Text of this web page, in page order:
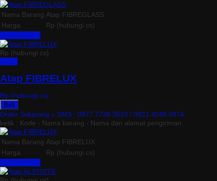
Nama Barang Atap FIBREGLASS
Harga
Rp (hubungi cs)
Rp (hubungi cs)
Atap FIBRELUX
Rp (hubungi cs)
Beli
Order Sekarang » SMS : 0877 7736 3510 / 0821 4048 0974
ketik : Kode - Nama barang - Nama dan alamat pengiriman
Nama Barang Atap FIBRELUX
Harga
Rp (hubungi cs)